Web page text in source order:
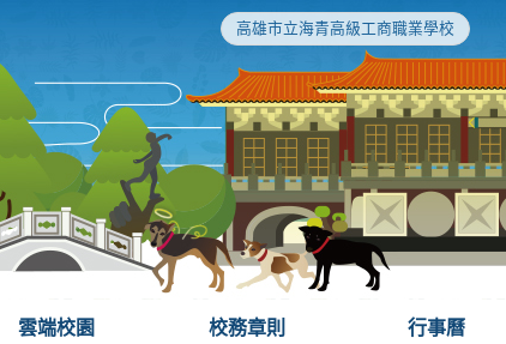
高雄市立海青高級工商職業學校
雲端校園 校務章則 行事曆